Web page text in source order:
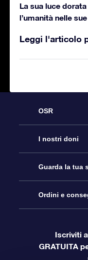
La sua luce
l’umanità nelle
Leggi l'articolo
OSR
Assistenza
Contattaci
Blog
OSR Recensioni
I nostri doni
Online Star Gift
Pacchetto
Gift Card OSR
Guarda la tua
Registro
Star Page
Ordini e
Informazioni
Iscriviti
GRATUITA